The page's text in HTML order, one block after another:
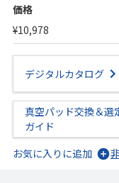
価格
¥10,978
デジタルカタログ
真空パッド交換＆選
ガイド
お気に入りに追加